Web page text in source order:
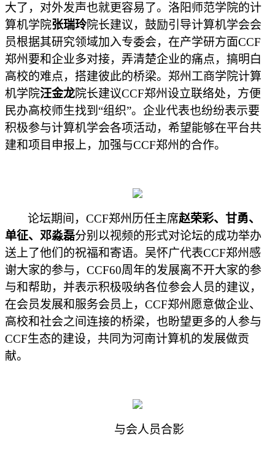
大了，对外发声也就更容易了。洛阳师范学院的计
算机学院张瑞玲院长建议，鼓励引导计算机学会会
员根据其研究领域加入专委会，在产学研方面CCF
郑州要和企业多对接，弄清楚企业的痛点，搞明白
高校的难点，搭建彼此的桥梁。郑州工商学院计算
机学院汪金龙院长建议CCF郑州设立联络处，方便
民办高校师生找到“组织”。企业代表也纷纷表示要
积极参与计算机学会各项活动，希望能够在平台共
建和项目申报上，加强与CCF郑州的合作。
论坛期间， CCF郑州历任主席赵荣彩、甘勇、
单征、邓淼磊分别以视频的形式对论坛的成功举办
送上了他们的祝福和寄语。吴怀广代表CCF郑州感
谢大家的参与，CCF60周年的发展离不开大家的参
与和帮助，并表示积极吸纳各位参会人员的建议，
在会员发展和服务会员上，CCF郑州愿意做企业、
高校和社会之间连接的桥梁，也盼望更多的人参与
CCF生态的建设，共同为河南计算机的发展做贡
献。
与会人员合影